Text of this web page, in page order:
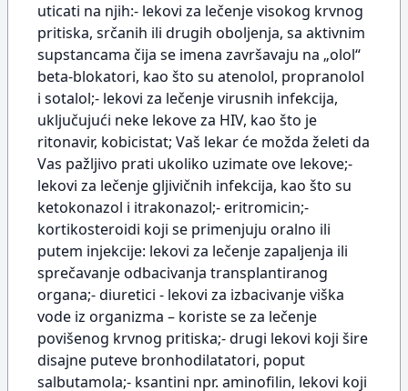
uticati na njih:- lekovi za lečenje visokog krvnog
pritiska, srčanih ili drugih oboljenja, sa aktivnim
supstancama čija se imena završavaju na „olol“
beta-blokatori, kao što su atenolol, propranolol
i sotalol;- lekovi za lečenje virusnih infekcija,
uključujući neke lekove za HIV, kao što je
ritonavir, kobicistat; Vaš lekar će možda želeti da
Vas pažljivo prati ukoliko uzimate ove lekove;-
lekovi za lečenje gljivičnih infekcija, kao što su
ketokonazol i itrakonazol;- eritromicin;-
kortikosteroidi koji se primenjuju oralno ili
putem injekcije: lekovi za lečenje zapaljenja ili
sprečavanje odbacivanja transplantiranog
organa;- diuretici - lekovi za izbacivanje viška
vode iz organizma – koriste se za lečenje
povišenog krvnog pritiska;- drugi lekovi koji šire
disajne puteve bronhodilatatori, poput
salbutamola;- ksantini npr. aminofilin, lekovi koji